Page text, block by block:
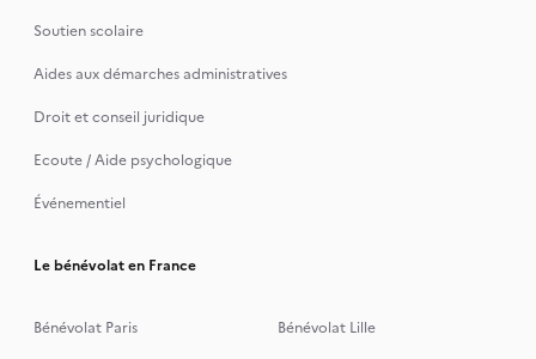
Soutien scolaire
Aides aux démarches administratives
Droit et conseil juridique
Ecoute / Aide psychologique
Événementiel
Le bénévolat en France
Bénévolat Paris
Bénévolat Lille